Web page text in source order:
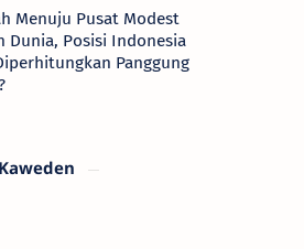
Menuju Pusat Modest
Dunia, Posisi Indonesia
Panggung